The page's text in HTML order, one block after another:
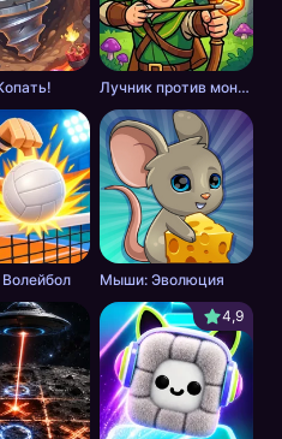
Лучник против монстров
Мыши: Эволюция
4,9